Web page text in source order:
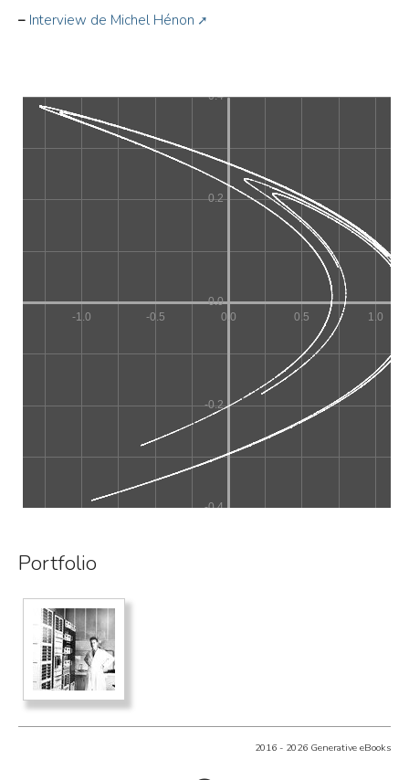
– Interview de Michel Hénon
Portfolio
2016 - 2026 Generative eBooks